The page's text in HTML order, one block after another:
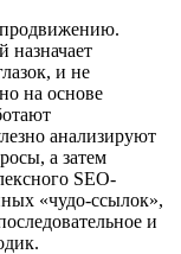
продвижению.
назначает
и не
на основе
анализируют
а затем
SEO-
«чудо-ссылок»,
и